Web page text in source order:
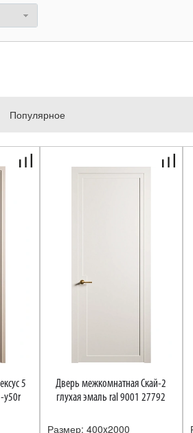
Популярное
Дверь межкомнатная Скай-2
глухая эмаль ral 9001 27792
Размер: 400x2000